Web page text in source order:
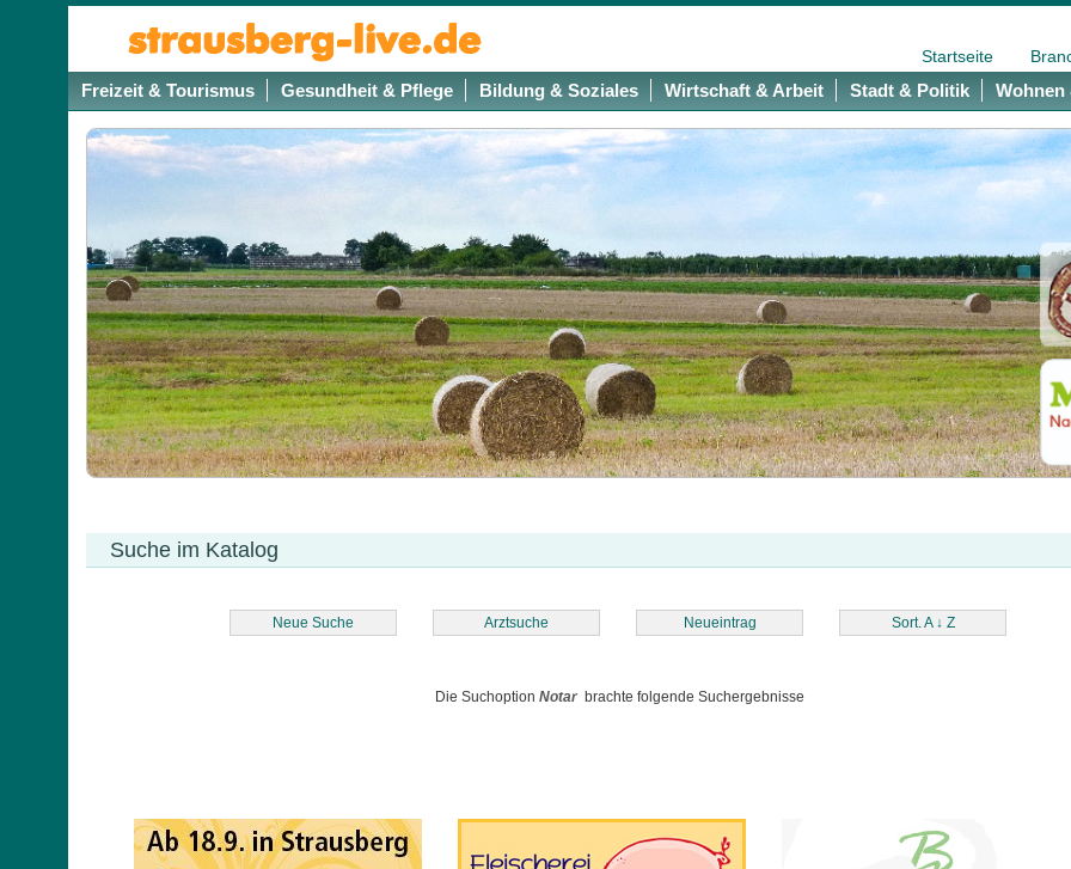
Startseite
Freizeit & Tourismus Gesundheit & Pflege Bildung & Soziales Wirtschaft & Arbeit Stadt & Politik Wohnen
Suche im Katalog
Neue Suche Arztsuche Neueintrag Sort. A ↓ Z
Die Suchoption Notarbrachte folgende Suchergebnisse